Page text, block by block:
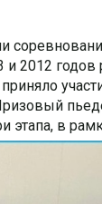
2012
этапа, в